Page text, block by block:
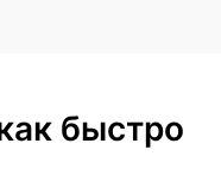
быстро